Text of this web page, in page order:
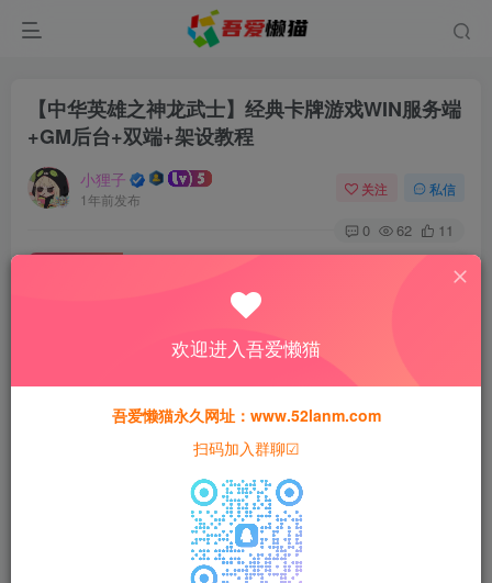
【中华英雄之神龙武士】经典卡牌游戏WIN服务端
+GM后台+双端+架设教程
小狸子
1年前发布
关注 私信
0 62 11
此内容为付费资源，请付费后查看
猫粮30
黄金会员猫粮15 钻石会员 免费
本站所有资源均为网络收集整理而来，仅供学习研究使用，请在下
载后24h内删除，谢谢合作！
欢迎进入吾爱懒猫
吾爱懒猫永久网址：www.52lanm.com
扫码加入群聊☑